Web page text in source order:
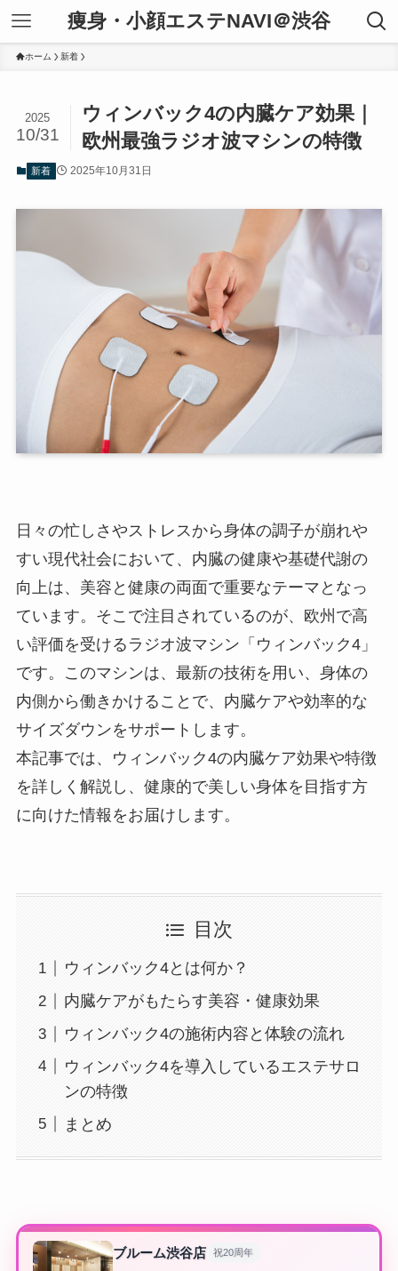
痩身・小顔エステNAVI＠渋谷
ホーム 新着
ウィンバック4の内臓ケア効果｜
欧州最強ラジオ波マシンの特徴
2025
10/31
新着 2025年10月31日
日々の忙しさやストレスから身体の調子が崩れや
すい現代社会において、内臓の健康や基礎代謝の
向上は、美容と健康の両面で重要なテーマとなっ
ています。そこで注目されているのが、欧州で高
い評価を受けるラジオ波マシン「ウィンバック4」
です。このマシンは、最新の技術を用い、身体の
内側から働きかけることで、内臓ケアや効率的な
サイズダウンをサポートします。
本記事では、ウィンバック4の内臓ケア効果や特徴
を詳しく解説し、健康的で美しい身体を目指す方
に向けた情報をお届けします。
目次
ウィンバック4とは何か？
内臓ケアがもたらす美容・健康効果
ウィンバック4の施術内容と体験の流れ
ウィンバック4を導入しているエステサロ
ンの特徴
まとめ
ブルーム渋谷店 祝20周年